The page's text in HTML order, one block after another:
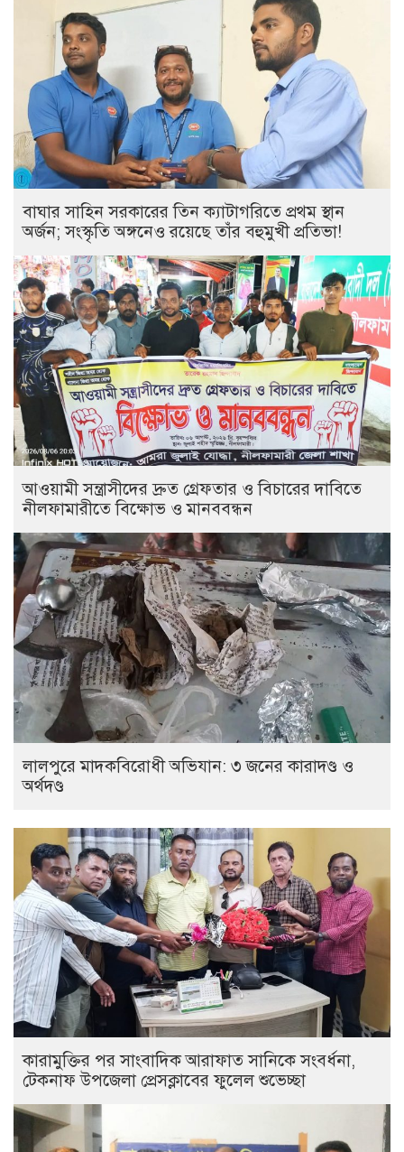
বাঘার সাহিন সরকারের তিন ক্যাটাগরিতে প্রথম স্থান
অর্জন; সংস্কৃতি অঙ্গনেও রয়েছে তাঁর বহুমুখী প্রতিভা!
আওয়ামী সন্ত্রাসীদের দ্রুত গ্রেফতার ও বিচারের দাবিতে
নীলফামারীতে বিক্ষোভ ও মানববন্ধন
লালপুরে মাদকবিরোধী অভিযান: ৩ জনের কারাদণ্ড ও
অর্থদণ্ড
কারামুক্তির পর সাংবাদিক আরাফাত সানিকে সংবর্ধনা,
টেকনাফ উপজেলা প্রেসক্লাবের ফুলেল শুভেচ্ছা